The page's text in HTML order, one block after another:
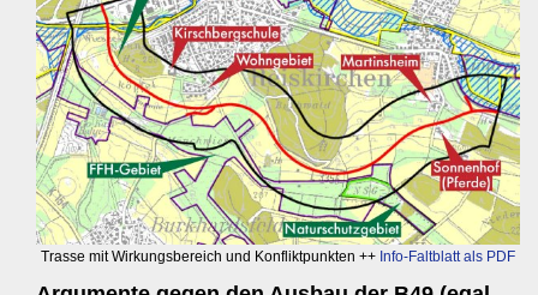
Trasse mit Wirkungsbereich und Konfliktpunkten ++ Info-Faltblatt als PDF